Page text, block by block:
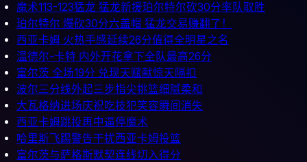
魔术113-123猛龙 猛龙新援珀尔特尔砍30分率队取胜
珀尔特尔 爆砍30分六盖帽 猛龙交易赚翻了！
西亚卡姆 火热手感延续26分值得全明星之名
温德尔-卡特 内外开花拿下全队最高26分
富尔茨 全场19分 兑现天赋献惊天隔扣
波尔三分线外起三步指尖挑篮细腻柔和
大瓦格纳进场庆祝吃技犯笑容瞬间消失
西亚卡姆跳投再中逼停魔术
哈里斯飞踢警告干扰西亚卡姆投篮
富尔茨与萨格斯默契连线切入得分